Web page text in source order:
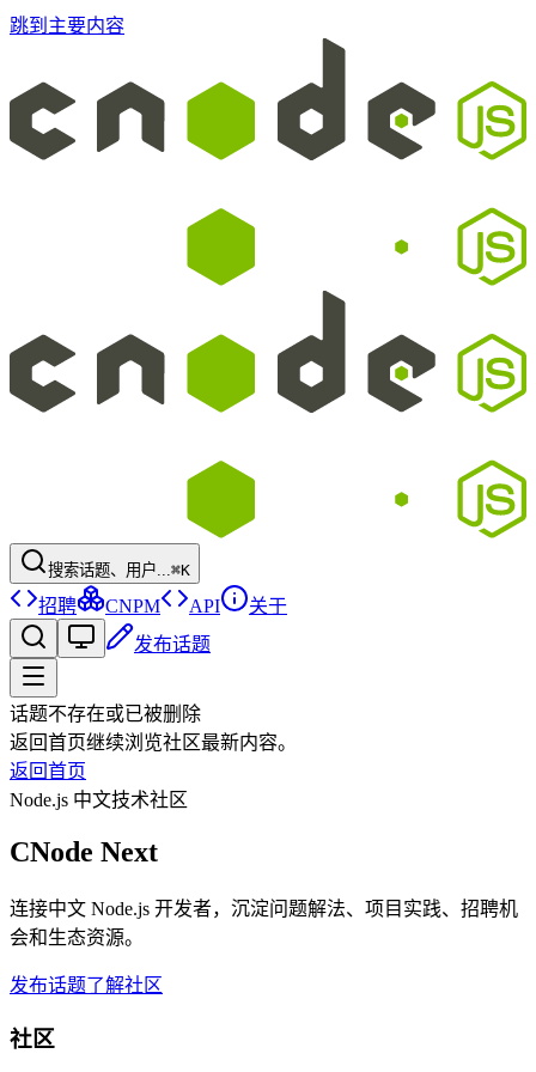
跳到主要内容
搜索话题、用户...⌘K
招聘 CNPM API
关于
发布话题
话题不存在或已被删除
返回首页继续浏览社区最新内容。
返回首页
Node.js 中文技术社区
CNode Next
连接中文 Node.js 开发者，沉淀问题解法、项目实践、招聘机
会和生态资源。
发布话题了解社区
社区